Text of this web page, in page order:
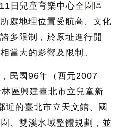
日兒童育樂中心全園區
處地理位置受航高、文化
多限制，於原址進行開
當大的影響及限制。
民國96年（西元2007
區興建臺北市立兒童新
近的臺北市立天文館、國
、雙溪水域整體規劃，並